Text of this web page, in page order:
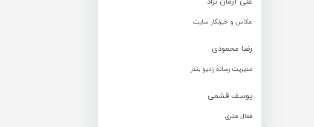
عکاس و خبرنگار سایت
رضا محمودی
مدیریت رسانه رادیو بندر
یوسف قشمی
فعال هنری